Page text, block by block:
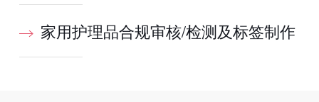
家用护理品合规审核/检测及标签制作